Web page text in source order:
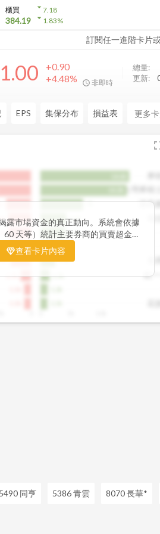
櫃買
384.19
arrow_drop_down7.18
arrow_drop_down1.83%
訂閱任一進階卡片
+0.90
+4.48%
非即時
總量:
更新:
EPS 集保分布 損益表
1.7k
港商
統一
7k
4.3k
4.1k
3.2k
2.4k
1.5k
露市場資金的真正動向。系統會依據
60 天等）統計主要券商的買賣超金
些券商正在積極買進、哪些在出脫持
商的佈局變化，你能判斷資金是否正
掌握短線資金流向的投資人，幫你看
的關鍵訊號。
查看卡片內容
5490 同亨 5386 青雲 8070 長華*